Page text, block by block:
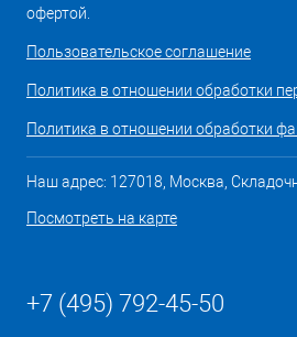
офертой.
Пользовательское соглашение
Политика в отношении обработки
Политика в отношении обработки
Наш адрес: 127018, Москва,
Посмотреть на карте
+7 (495) 792-45-50